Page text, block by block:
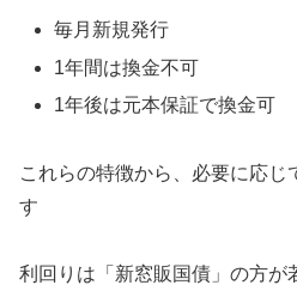
毎月新規発行
1年間は換金不可
1年後は元本保証で換金可
これらの特徴から、必要に応
す
利回りは「新窓販国債」の方が